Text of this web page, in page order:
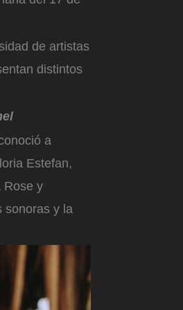
de artistas
distintos
a
Estefan,
Rose y
sonoras y la